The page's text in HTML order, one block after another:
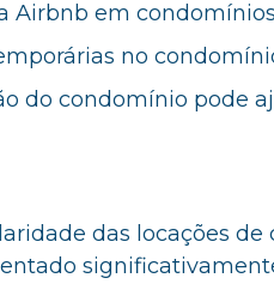
Airbnb em condomínios
no
do condomínio pode
das locações